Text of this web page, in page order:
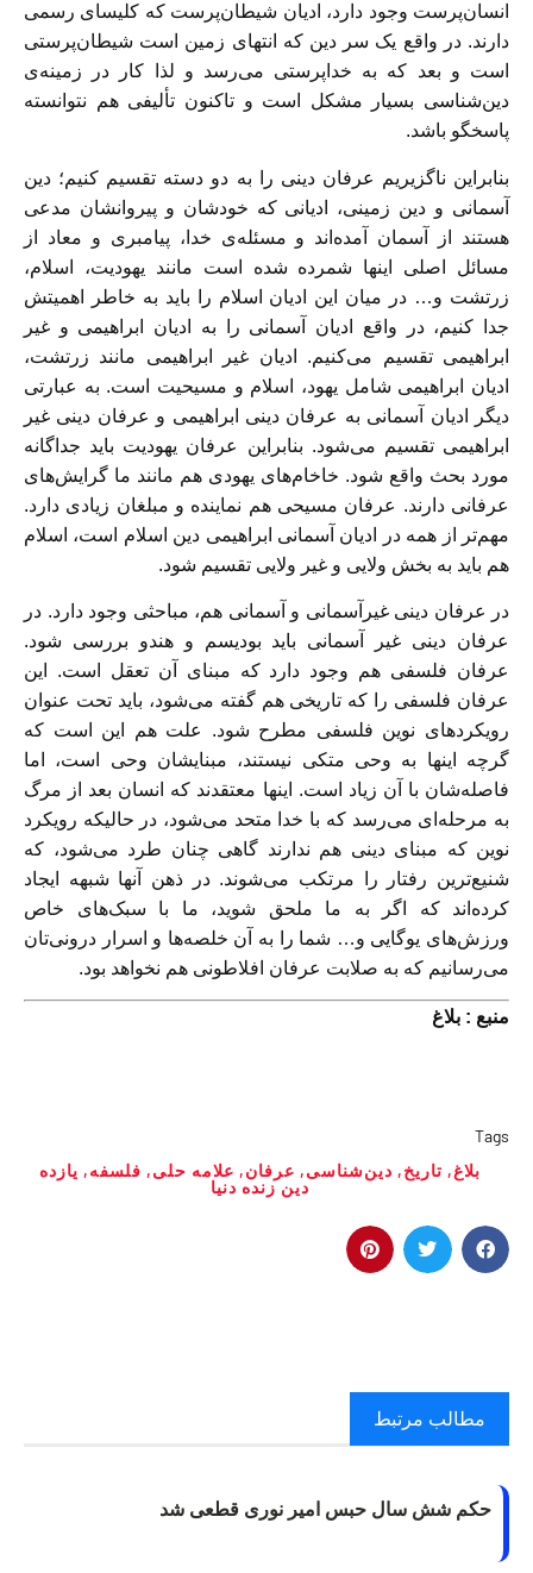
انسان‌پرست وجود دارد، ادیان شیطان‌پرست که کلیسای رسمی
دارند. در واقع یک سر دین که انتهای زمین است شیطان‌پرستی
است و بعد که به خداپرستی می‌رسد و لذا کار در زمینه‌ی
دین‌شناسی بسیار مشکل است و تاکنون تألیفی هم نتوانسته
پاسخگو باشد.
بنابراین ناگزیریم عرفان دینی را به دو دسته تقسیم کنیم؛ دین
آسمانی و دین زمینی، ادیانی که خودشان و پیروانشان مدعی
هستند از آسمان آمده‌اند و مسئله‌ی خدا، پیامبری و معاد از
مسائل اصلی اینها شمرده شده است مانند یهودیت، اسلام،
زرتشت و… در میان این ادیان اسلام را باید به خاطر اهمیتش
جدا کنیم، در واقع ادیان آسمانی را به ادیان ابراهیمی و غیر
ابراهیمی تقسیم می‌کنیم. ادیان غیر ابراهیمی مانند زرتشت،
ادیان ابراهیمی شامل یهود، اسلام و مسیحیت است. به عبارتی
دیگر ادیان آسمانی به عرفان دینی ابراهیمی و عرفان دینی غیر
ابراهیمی تقسیم می‌شود. بنابراین عرفان یهودیت باید جداگانه
مورد بحث واقع شود. خاخام‌های یهودی هم مانند ما گرایش‌های
عرفانی دارند. عرفان مسیحی هم نماینده و مبلغان زیادی دارد.
مهم‌تر از همه در ادیان آسمانی ابراهیمی دین اسلام است، اسلام
هم باید به بخش ولایی و غیر ولایی تقسیم شود.
در عرفان دینی غیرآسمانی و آسمانی هم، مباحثی وجود دارد. در
عرفان دینی غیر آسمانی باید بودیسم و هندو بررسی شود.
عرفان فلسفی هم وجود دارد که مبنای آن تعقل است. این
عرفان فلسفی را که تاریخی هم گفته می‌شود، باید تحت عنوان
رویکردهای نوین فلسفی مطرح شود. علت هم این است که
گرچه اینها به وحی متکی نیستند، مبنایشان وحی است، اما
فاصله‌شان با آن زیاد است. اینها معتقدند که انسان بعد از مرگ
به مرحله‌ای می‌رسد که با خدا متحد می‌شود، در حالیکه رویکرد
نوین که مبنای دینی هم ندارند گاهی چنان طرد می‌شود، که
شنیع‌ترین رفتار را مرتکب می‌شوند. در ذهن آنها شبهه ایجاد
کرده‌اند که اگر به ما ملحق شوید، ما با سبک‌های خاص
ورزش‌های یوگایی و… شما را به آن خلصه‌ها و اسرار درونی‌تان
می‌رسانیم که به صلابت عرفان افلاطونی هم نخواهد بود.
منبع : بلاغ
Tags
بلاغ, تاریخ, دین‌شناسی, عرفان, علامه حلی, فلسفه, یازده
دین زنده دنیا
مطالب مرتبط
حکم شش سال حبس امیر نوری قطعی شد